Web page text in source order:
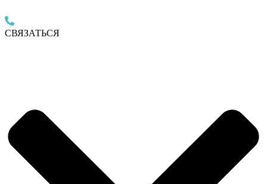
СВЯЗАТЬСЯ